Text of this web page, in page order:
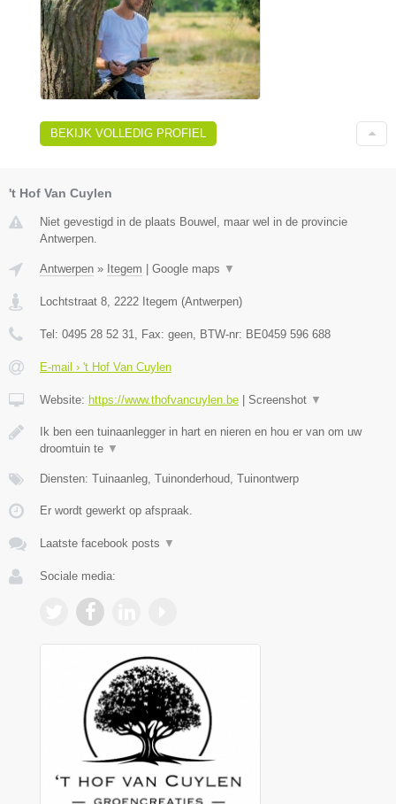
BEKIJK VOLLEDIG PROFIEL
't Hof Van Cuylen
Niet gevestigd in de plaats Bouwel, maar wel in de provincie
Antwerpen.
Antwerpen » Itegem | Google maps ▼
Lochtstraat 8 2222 Itegem (Antwerpen)
Tel: 0495 28 52 31 , Fax: geen , BTW-nr: BE0459 596 688
E-mail › 't Hof Van Cuylen
Website: https://www.thofvancuylen.be | Screenshot ▼
Ik ben een tuinaanlegger in hart en nieren en hou er van om uw
droomtuin te ▼
Diensten: Tuinaanleg, Tuinonderhoud, Tuinontwerp
Er wordt gewerkt op afspraak.
Laatste facebook posts ▼
Sociale media: